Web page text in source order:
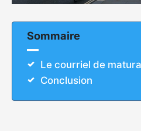
Sommaire
Le courriel de
Conclusion